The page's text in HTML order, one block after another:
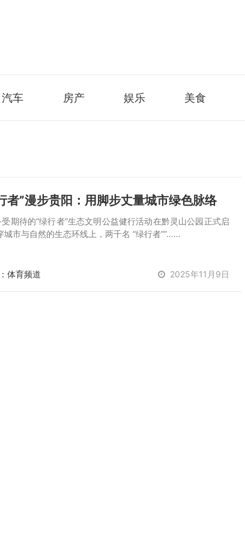
汽车 房产 娱乐 美食
者”漫步贵阳：用脚步丈量城市绿色脉络
期待的“绿行者”生态文明公益健行活动在黔灵山公园正式启
城市与自然的生态环线上，两千名 “绿行者””……
体育频道 2025年11月9日